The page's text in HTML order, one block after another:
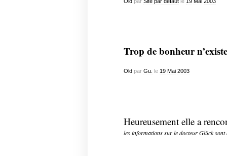
Trop de bonheur
Old par Gu. le 19 Mai 2003
Heureusement elle a
les informations sur le docteur Glück